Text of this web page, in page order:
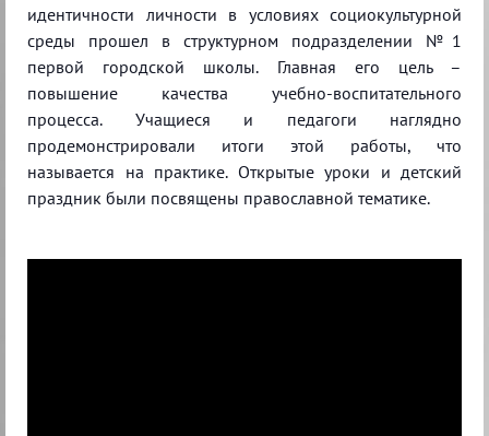
идентичности личности в условиях социокультурной
среды прошел в структурном подразделении №1
первой городской школы. Главная его цель –
повышение качества учебно-воспитательного
процесса. Учащиеся и педагоги наглядно
продемонстрировали итоги этой работы, что
называется на практике. Открытые уроки и детский
праздник были посвящены православной тематике.